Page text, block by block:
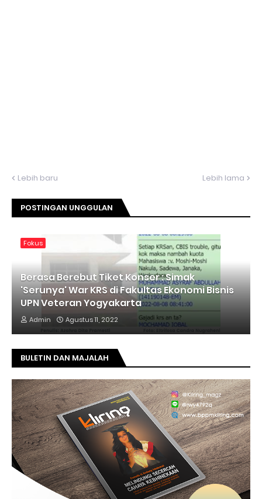
Lebih baru Lebih lama
POSTINGAN UNGGULAN
Fokus
Berasa Berebut Tiket Konser : Simak
'Serunya' War KRS di Fakultas Ekonomi Bisnis
UPN Veteran Yogyakarta
Admin Agustus 11, 2022
BULETIN DAN MAJALAH